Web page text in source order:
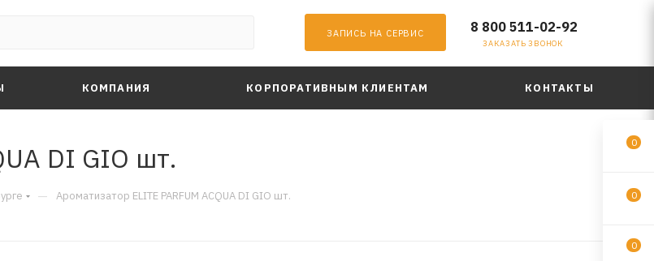
ЗАПИСЬ НА СЕРВИС 8 800 511-02-92
ЗАКАЗАТЬ ЗВОНОК
КОМПАНИЯ КОРПОРАТИВНЫМ КЛИЕНТАМ КОНТАКТЫ
DI GIO шт.
— Ароматизатор ELITE PARFUM ACQUA DI GIO шт.
0
0
0